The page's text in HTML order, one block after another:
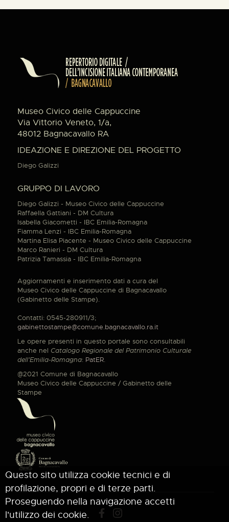
Museo Civico delle Cappuccine
Via Vittorio Veneto, 1/a,
48012 Bagnacavallo RA
IDEAZIONE E DIREZIONE DEL PROGETTO
Diego Galizzi
GRUPPO DI LAVORO
Diego Galizzi - Museo Civico delle Cappuccine
Raffaella Gattiani - DM Cultura
Isabella Giacometti - IBC Emilia-Romagna
Fiamma Lenzi - IBC Emilia-Romagna
Martina Elisa Piacente - Museo Civico delle Cappuccine
Marco Ranieri - DM Cultura
Patrizia Tamassia - IBC Emilia-Romagna
Aggiornamenti e inserimento dati a cura del
Museo Civico delle Cappuccine di Bagnacavallo
(Gabinetto delle Stampe).
Contatti: 0545-280911/3;
gabinettostampe@comune.bagnacavallo.ra.it
Le opere presenti in questo portale sono consultabili
anche nel Catalogo Regionale del Patrimonio Culturale
dell'Emilia-Romagna: PatER.
@2021 Comune di Bagnacavallo
Museo Civico delle Cappuccine / Gabinetto delle
Stampe
Questo sito utilizza cookie tecnici e di
profilazione, propri e di terze parti.
Proseguendo nella navigazione accetti
l'utilizzo dei cookie.